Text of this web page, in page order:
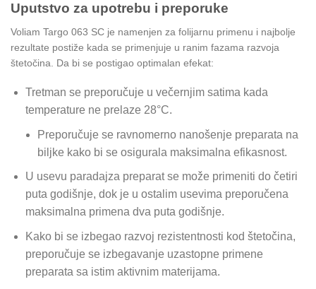
Uputstvo za upotrebu i preporuke
Voliam Targo 063 SC je namenjen za folijarnu primenu i najbolje
rezultate postiže kada se primenjuje u ranim fazama razvoja
štetočina. Da bi se postigao optimalan efekat:
Tretman se preporučuje u večernjim satima kada
temperature ne prelaze 28°C.
Preporučuje se ravnomerno nanošenje preparata na
biljke kako bi se osigurala maksimalna efikasnost.
U usevu paradajza preparat se može primeniti do četiri
puta godišnje, dok je u ostalim usevima preporučena
maksimalna primena dva puta godišnje.
Kako bi se izbegao razvoj rezistentnosti kod štetočina,
preporučuje se izbegavanje uzastopne primene
preparata sa istim aktivnim materijama.